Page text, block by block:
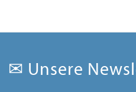
✉ Unsere